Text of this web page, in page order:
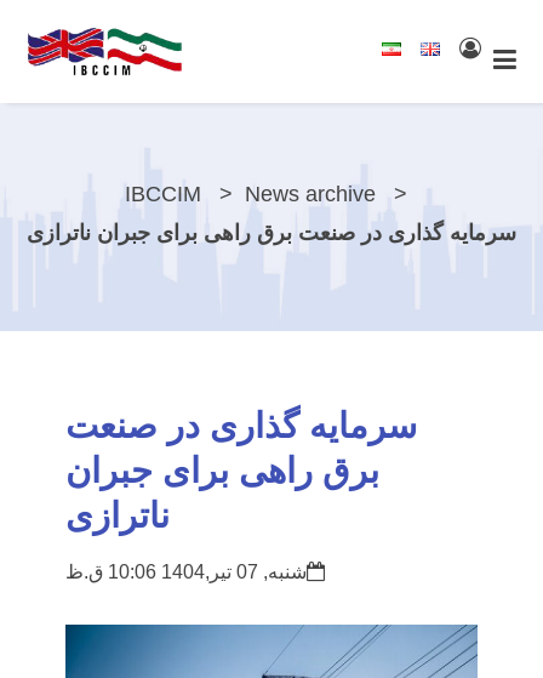
IBCCIM
News archive
سرمایه گذاری در صنعت برق راهی برای جبران ناترازی
سرمایه گذاری در صنعت
برق راهی برای جبران
ناترازی
شنبه, 07 تیر,1404 10:06 ق.ظ